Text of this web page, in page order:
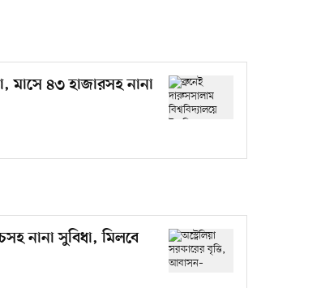
মাসে ৪৩ হাজারসহ নানা
নানা সুবিধা, মিলবে